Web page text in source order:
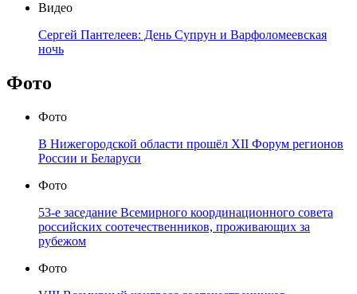
Видео
Сергей Пантелеев: День Супрун и Варфоломеевская
ночь
Фото
Фото
В Нижегородской области прошёл XII Форум регионов
России и Беларуси
Фото
53-е заседание Всемирного координационного совета
российских соотечественников, проживающих за
рубежом
Фото